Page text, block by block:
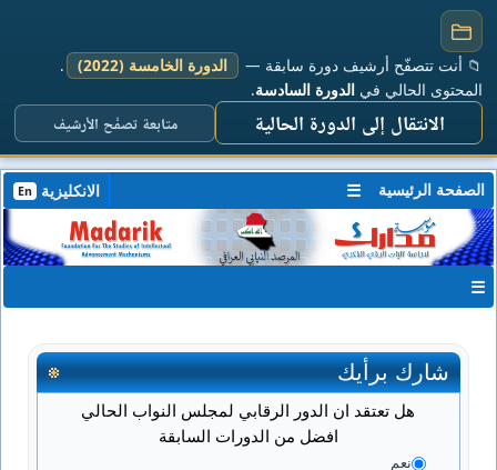
📁 أنت تتصفّح أرشيف دورة سابقة — الدورة الخامسة (2022)
.
المحتوى الحالي في الدورة السادسة.
الانتقال إلى الدورة الحالية متابعة تصفّح الأرشيف
الصفحة الرئيسية ☰ الانكليزية En
☰
شارك برأيك
هل تعتقد ان الدور الرقابي لمجلس النواب الحالي
افضل من الدورات السابقة
نعم